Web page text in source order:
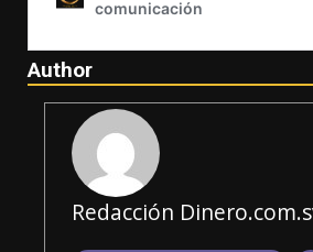
Author
Redacción